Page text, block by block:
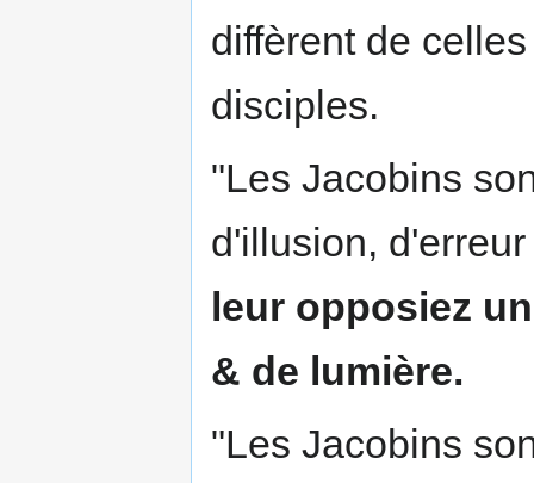
diffèrent de
disciples.
"Les Jacobins
d'illusion,
leur opposiez
& de lumière.
"Les Jacobins